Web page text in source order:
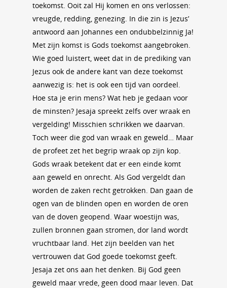
toekomst. Ooit zal Hij komen en ons verlossen:
vreugde, redding, genezing. In die zin is Jezus’
antwoord aan Johannes een ondubbelzinnig Ja!
Met zijn komst is Gods toekomst aangebroken.
Wie goed luistert, weet dat in de prediking van
Jezus ook de andere kant van deze toekomst
aanwezig is: het is ook een tijd van oordeel.
Hoe sta je erin mens? Wat heb je gedaan voor
de minsten? Jesaja spreekt zelfs over wraak en
vergelding! Misschien schrikken we daarvan.
Toch weer die god van wraak en geweld… Maar
de profeet zet het begrip wraak op zijn kop.
Gods wraak betekent dat er een einde komt
aan geweld en onrecht. Als God vergeldt dan
worden de zaken recht getrokken. Dan gaan de
ogen van de blinden open en worden de oren
van de doven geopend. Waar woestijn was,
zullen bronnen gaan stromen, dor land wordt
vruchtbaar land. Het zijn beelden van het
vertrouwen dat God goede toekomst geeft.
Jesaja zet ons aan het denken. Bij God geen
geweld maar vrede, geen dood maar leven. Dat